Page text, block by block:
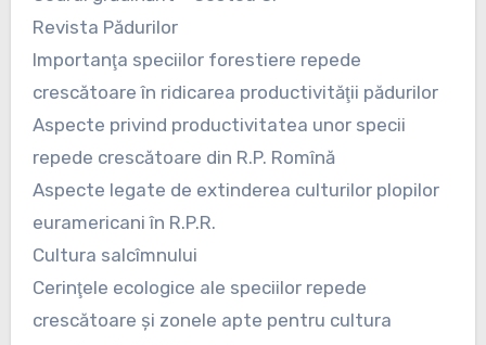
Revista Pădurilor
Importanţa speciilor forestiere repede
crescătoare în ridicarea productivităţii pădurilor
Aspecte privind productivitatea unor specii
repede crescătoare din R.P. Romînă
Aspecte legate de extinderea culturilor plopilor
euramericani în R.P.R.
Cultura salcîmnului
Cerinţele ecologice ale speciilor repede
crescătoare şi zonele apte pentru cultura